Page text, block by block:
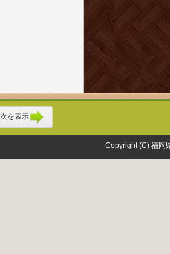
次を表示
Copyright (C) 福岡